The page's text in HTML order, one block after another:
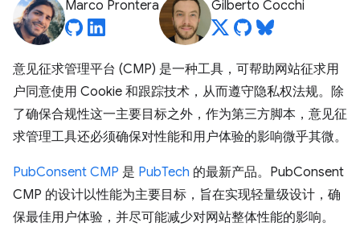
Marco Prontera Gilberto Cocchi
意见征求管理平台 (CMP) 是一种工具，可帮助网站征求用
户同意使用 Cookie 和跟踪技术，从而遵守隐私权法规。除
了确保合规性这一主要目标之外，作为第三方脚本，意见征
求管理工具还必须确保对性能和用户体验的影响微乎其微。
PubConsent CMP 是 PubTech 的最新产品。PubConsent
CMP 的设计以性能为主要目标，旨在实现轻量级设计，确
保最佳用户体验，并尽可能减少对网站整体性能的影响。